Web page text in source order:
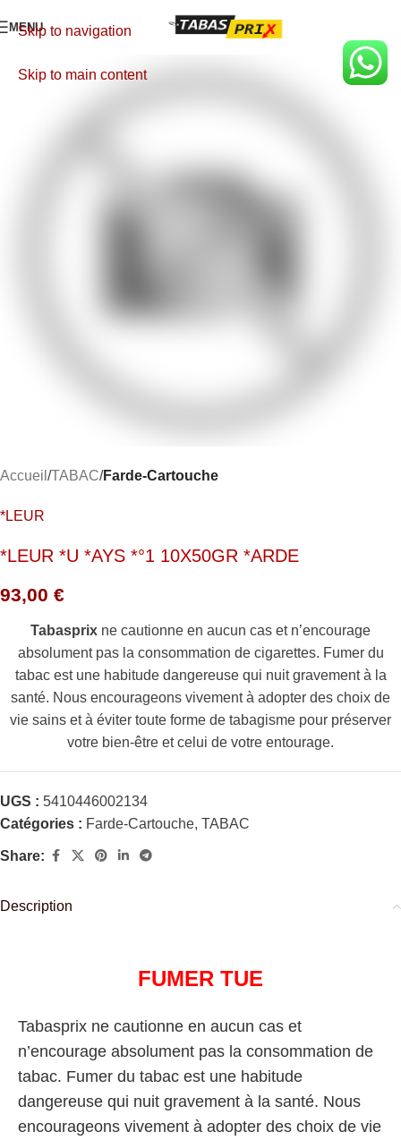
Skip to navigation
Skip to main content
MENU
Accueil TABAC Farde-Cartouche
*LEUR
*LEUR *U *AYS *°1 10X50GR *ARDE
93,00 €
Tabasprix ne cautionne en aucun cas et n’encourage
absolument pas la consommation de cigarettes. Fumer du
tabac est une habitude dangereuse qui nuit gravement à la
santé. Nous encourageons vivement à adopter des choix de
vie sains et à éviter toute forme de tabagisme pour préserver
votre bien-être et celui de votre entourage.
UGS : 5410446002134
Catégories : Farde-Cartouche, TABAC
Share:
Description
FUMER TUE
Tabasprix ne cautionne en aucun cas et
n’encourage absolument pas la consommation de
tabac. Fumer du tabac est une habitude
dangereuse qui nuit gravement à la santé. Nous
encourageons vivement à adopter des choix de vie